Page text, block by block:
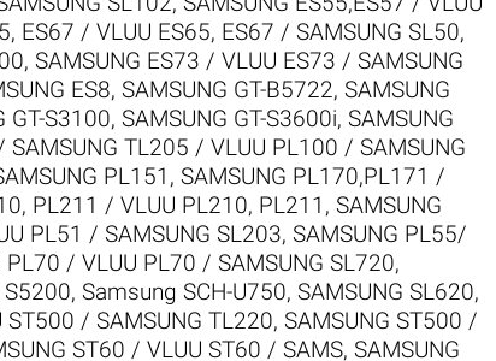
ES67 / VLUU ES65, ES67 / SAMSUNG SL50,
, SAMSUNG ES73 / VLUU ES73 / SAMSUNG
ES8, SAMSUNG GT-B5722, SAMSUNG
GT-S3100, SAMSUNG GT-S3600i, SAMSUNG
SAMSUNG TL205 / VLUU PL100 / SAMSUNG
PL151 , SAMSUNG PL170,PL171 /
PL211 / VLUU PL210, PL211 , SAMSUNG
PL51 / SAMSUNG SL203, SAMSUNG PL55/
PL70 / VLUU PL70 / SAMSUNG SL720,
S5200, Samsung SCH-U750, SAMSUNG SL620,
/ SAMSUNG TL220, SAMSUNG ST500 /
ST60 / VLUU ST60 / SAMS, SAMSUNG